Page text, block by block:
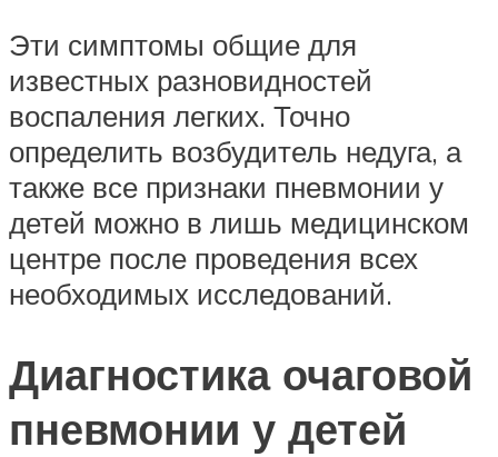
Эти симптомы общие для
известных разновидностей
воспаления легких. Точно
определить возбудитель недуга, а
также все признаки пневмонии у
детей можно в лишь медицинском
центре после проведения всех
необходимых исследований.
Диагностика очаговой
пневмонии у детей